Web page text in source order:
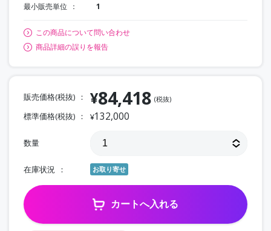
最小販売単位 1
この商品について問い合わせ
商品詳細の誤りを報告
販売価格(税抜) ¥84,418 (税抜)
標準価格(税抜) ¥132,000
数量
在庫状況 お取り寄せ
カートへ入れる